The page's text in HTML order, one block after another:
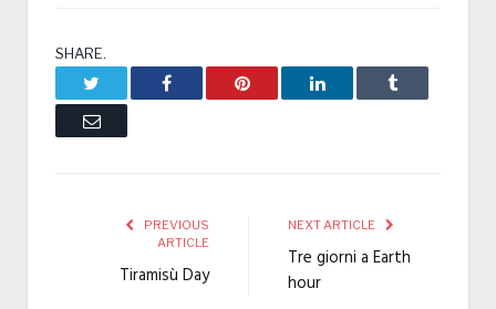
SHARE.
Facebook Pinterest LinkedIn Tumblr
Email
PREVIOUS
ARTICLE
Tiramisù Day
NEXT ARTICLE
Tre giorni a Earth
hour